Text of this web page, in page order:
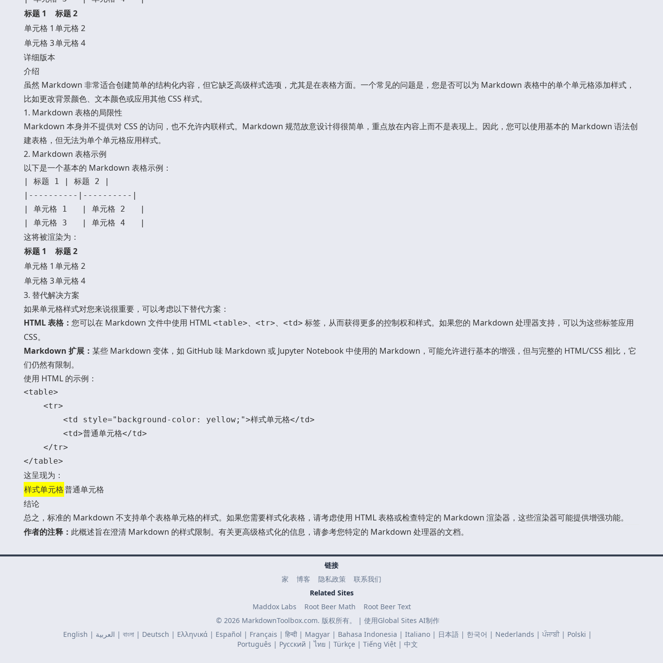
标题 1
标题 2
单元格 1 单元格 2
单元格 3单元格 4
详细版本
介绍
虽然 Markdown 非常适合创建简单的结构化内容，但它缺乏高级样式选项，尤其是在表格方面。一个常见的问题是，您是否可以为 Markdown 表格中的单个单元格添加样式，
比如更改背景颜色、文本颜色或应用其他 CSS 样式。
1. Markdown 表格的局限性
Markdown 本身并不提供对 CSS 的访问，也不允许内联样式。Markdown 规范故意设计得很简单，重点放在内容上而不是表现上。因此，您可以使用基本的 Markdown 语法创
建表格，但无法为单个单元格应用样式。
2. Markdown 表格示例
以下是一个基本的 Markdown 表格示例：
| 标题 1 | 标题 2 |
|----------|----------|
| 单元格 1   | 单元格 2   |
这将被渲染为：
标题 1
标题 2
单元格 1 单元格 2
单元格 3单元格 4
3. 替代解决方案
如果单元格样式对您来说很重要，可以考虑以下替代方案：
HTML 表格： 您可以在 Markdown 文件中使用 HTML <table>、 <tr>、 <td> 标签，从而获得更多的控制权和样式。如果您的 Markdown 处理器支持，可以为这些标签应用
CSS。
Markdown 扩展： 某些 Markdown 变体，如 GitHub 味 Markdown 或 Jupyter Notebook 中使用的 Markdown，可能允许进行基本的增强，但与完整的 HTML/CSS 相比，它
们仍然有限制。
使用 HTML 的示例：
<table>
    <tr>
        <td style="background-color: yellow;">样式单元格</td>
        <td>普通单元格</td>
    </tr>
这呈现为：
样式单元格普通单元格
结论
总之，标准的 Markdown 不支持单个表格单元格的样式。如果您需要样式化表格，请考虑使用 HTML 表格或检查特定的 Markdown 渲染器，这些渲染器可能提供增强功能。
作者的注释： 此概述旨在澄清 Markdown 的样式限制。有关更高级格式化的信息，请参考您特定的 Markdown 处理器的文档。
链接
家
博客 隐私政策
联系我们
Related Sites
Maddox Labs
Root Beer Math
Root Beer Text
© 2026 MarkdownToolbox.com. 版权所有。 | 使用Global Sites AI制作
English | العربية | বাংলা | Deutsch | Ελληνικά | Español | Français | हिन्दी | Magyar | Bahasa Indonesia | Italiano | 日本語 | 한국어 | Nederlands | ਪੰਜਾਬੀ| Polski |
Português | Русский |ไทย | Türkçe | Tiếng Việt | 中文